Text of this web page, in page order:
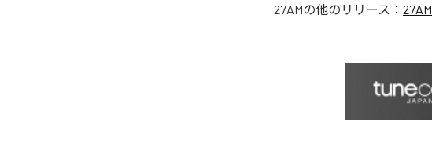
27AMの他のリリース： 27AM